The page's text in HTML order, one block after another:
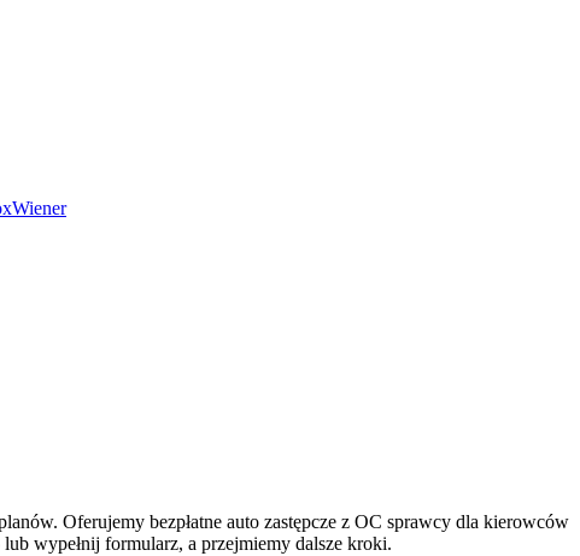
Wiener
Oferujemy bezpłatne auto zastępcze z OC sprawcy dla kierowców
wypełnij formularz, a przejmiemy dalsze kroki.